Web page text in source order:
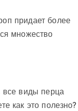
придает более
множество
все виды перца
как это полезно?